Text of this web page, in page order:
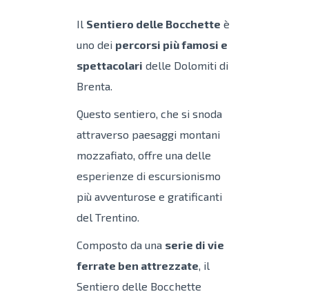
Il Sentiero delle Bocchette è
uno dei percorsi più famosi e
spettacolari delle Dolomiti di
Brenta.
Questo sentiero, che si snoda
attraverso paesaggi montani
mozzafiato, offre una delle
esperienze di escursionismo
più avventurose e gratificanti
del Trentino.
Composto da una serie di vie
ferrate ben attrezzate, il
Sentiero delle Bocchette